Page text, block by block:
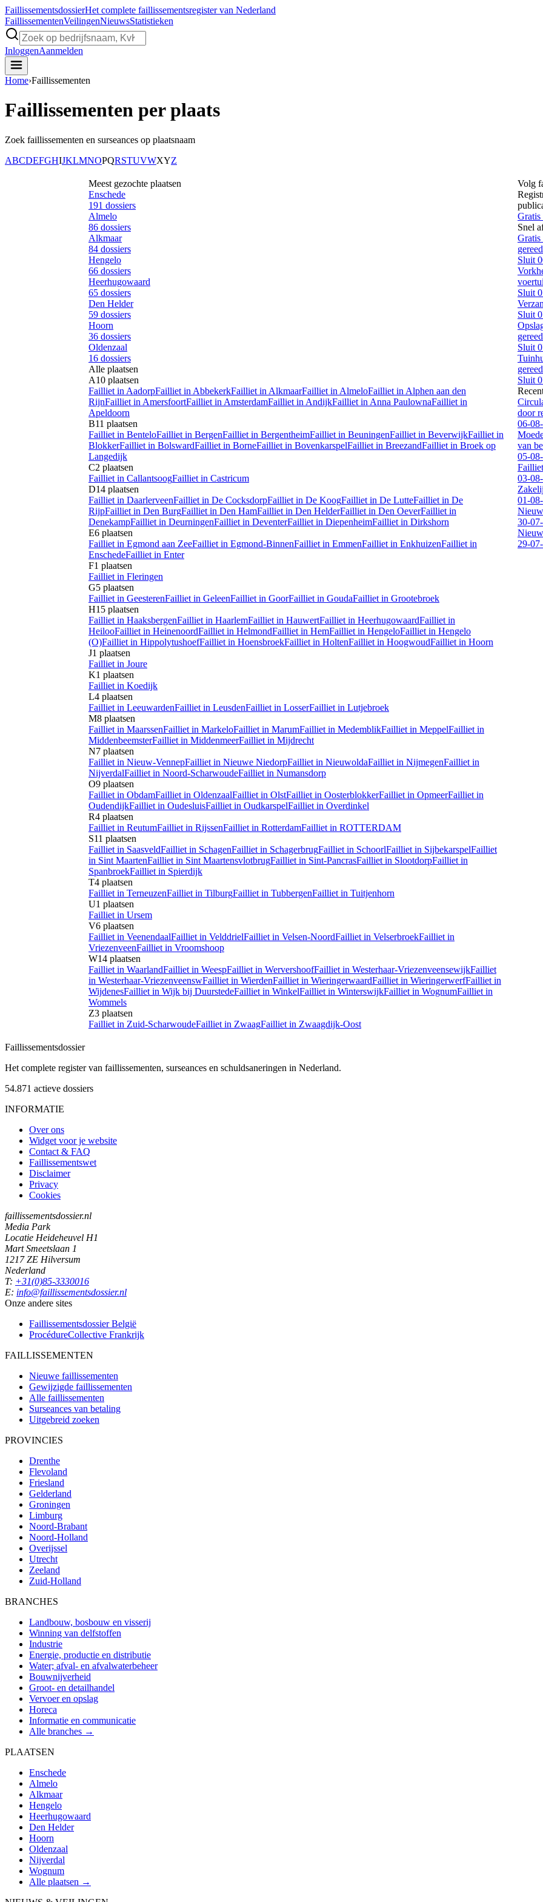
FaillissementsdossierHet complete faillissementsregister van Nederland
FaillissementenVeilingenNieuwsStatistieken
InloggenAanmelden
Home›Faillissementen
Faillissementen per plaats
Zoek faillissementen en surseances op plaatsnaam
ABCDEFGHIJKLMNOPQRSTUVWXYZ
Meest gezochte plaatsen
Enschede
191 dossiers
Almelo
86 dossiers
Alkmaar
84 dossiers
Hengelo
66 dossiers
Heerhugowaard
65 dossiers
Den Helder
59 dossiers
Hoorn
36 dossiers
Oldenzaal
16 dossiers
Alle plaatsen
A10 plaatsen
Failliet in AadorpFailliet in AbbekerkFailliet in AlkmaarFailliet in AlmeloFailliet in Alphen aan den
RijnFailliet in AmersfoortFailliet in AmsterdamFailliet in AndijkFailliet in Anna PaulownaFailliet in
Apeldoorn
B11 plaatsen
Failliet in BenteloFailliet in BergenFailliet in BergentheimFailliet in BeuningenFailliet in BeverwijkFailliet in
BlokkerFailliet in BolswardFailliet in BorneFailliet in BovenkarspelFailliet in BreezandFailliet in Broek op
Langedijk
C2 plaatsen
Failliet in CallantsoogFailliet in Castricum
D14 plaatsen
Failliet in DaarlerveenFailliet in De CocksdorpFailliet in De KoogFailliet in De LutteFailliet in De
RijpFailliet in Den BurgFailliet in Den HamFailliet in Den HelderFailliet in Den OeverFailliet in
DenekampFailliet in DeurningenFailliet in DeventerFailliet in DiepenheimFailliet in Dirkshorn
E6 plaatsen
Failliet in Egmond aan ZeeFailliet in Egmond-BinnenFailliet in EmmenFailliet in EnkhuizenFailliet in
EnschedeFailliet in Enter
F1 plaatsen
Failliet in Fleringen
G5 plaatsen
Failliet in GeesterenFailliet in GeleenFailliet in GoorFailliet in GoudaFailliet in Grootebroek
H15 plaatsen
Failliet in HaaksbergenFailliet in HaarlemFailliet in HauwertFailliet in HeerhugowaardFailliet in
HeilooFailliet in HeinenoordFailliet in HelmondFailliet in HemFailliet in HengeloFailliet in Hengelo
(O)Failliet in HippolytushoefFailliet in HoensbroekFailliet in HoltenFailliet in HoogwoudFailliet in Hoorn
J1 plaatsen
Failliet in Joure
K1 plaatsen
Failliet in Koedijk
L4 plaatsen
Failliet in LeeuwardenFailliet in LeusdenFailliet in LosserFailliet in Lutjebroek
M8 plaatsen
Failliet in MaarssenFailliet in MarkeloFailliet in MarumFailliet in MedemblikFailliet in MeppelFailliet in
MiddenbeemsterFailliet in MiddenmeerFailliet in Mijdrecht
N7 plaatsen
Failliet in Nieuw-VennepFailliet in Nieuwe NiedorpFailliet in NieuwoldaFailliet in NijmegenFailliet in
NijverdalFailliet in Noord-ScharwoudeFailliet in Numansdorp
O9 plaatsen
Failliet in ObdamFailliet in OldenzaalFailliet in OlstFailliet in OosterblokkerFailliet in OpmeerFailliet in
OudendijkFailliet in OudesluisFailliet in OudkarspelFailliet in Overdinkel
R4 plaatsen
Failliet in ReutumFailliet in RijssenFailliet in RotterdamFailliet in ROTTERDAM
S11 plaatsen
Failliet in SaasveldFailliet in SchagenFailliet in SchagerbrugFailliet in SchoorlFailliet in SijbekarspelFailliet
in Sint MaartenFailliet in Sint MaartensvlotbrugFailliet in Sint-PancrasFailliet in SlootdorpFailliet in
SpanbroekFailliet in Spierdijk
T4 plaatsen
Failliet in TerneuzenFailliet in TilburgFailliet in TubbergenFailliet in Tuitjenhorn
U1 plaatsen
Failliet in Ursem
V6 plaatsen
Failliet in VeenendaalFailliet in VelddrielFailliet in Velsen-NoordFailliet in VelserbroekFailliet in
VriezenveenFailliet in Vroomshoop
W14 plaatsen
Failliet in WaarlandFailliet in WeespFailliet in WervershoofFailliet in Westerhaar-VriezenveensewijkFailliet
in Westerhaar-VriezenveenswFailliet in WierdenFailliet in WieringerwaardFailliet in WieringerwerfFailliet in
WijdenesFailliet in Wijk bij DuurstedeFailliet in WinkelFailliet in WinterswijkFailliet in WognumFailliet in
Wommels
Z3 plaatsen
Failliet in Zuid-ScharwoudeFailliet in ZwaagFailliet in Zwaagdijk-Oost
Volg
Gratis
Snel
Sluit
Sluit
Sluit
Sluit
Sluit
door
06-
van
05-
03-
01-
30-
29-
Faillissementsdossier
Het complete register van faillissementen, surseances en schuldsaneringen in Nederland.
54.871 actieve dossiers
INFORMATIE
Over ons
Widget voor je website
Contact & FAQ
Faillissementswet
Disclaimer
Privacy
Cookies
faillissementsdossier.nl
Media Park
Locatie Heideheuvel H1
Mart Smeetslaan 1
1217 ZE Hilversum
Nederland
T: +31(0)85-3330016
E: info@faillissementsdossier.nl
Onze andere sites
Faillissementsdossier België
ProcédureCollective Frankrijk
FAILLISSEMENTEN
Nieuwe faillissementen
Gewijzigde faillissementen
Alle faillissementen
Surseances van betaling
Uitgebreid zoeken
PROVINCIES
Drenthe
Flevoland
Friesland
Gelderland
Groningen
Limburg
Noord-Brabant
Noord-Holland
Overijssel
Utrecht
Zeeland
Zuid-Holland
BRANCHES
Landbouw, bosbouw en visserij
Winning van delfstoffen
Industrie
Energie, productie en distributie
Water; afval- en afvalwaterbeheer
Bouwnijverheid
Groot- en detailhandel
Vervoer en opslag
Horeca
Informatie en communicatie
Alle branches →
PLAATSEN
Enschede
Almelo
Alkmaar
Hengelo
Heerhugowaard
Den Helder
Hoorn
Oldenzaal
Nijverdal
Wognum
Alle plaatsen →